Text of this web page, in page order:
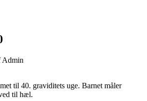
Admin
til 40. graviditets uge. Barnet måler
til hæl.